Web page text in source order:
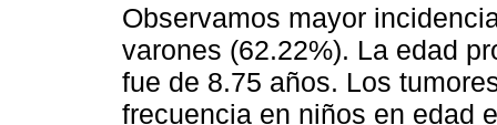
Observamos mayor
varones (62.22%). La edad
fue de 8.75 años. Los
frecuencia en niños en edad